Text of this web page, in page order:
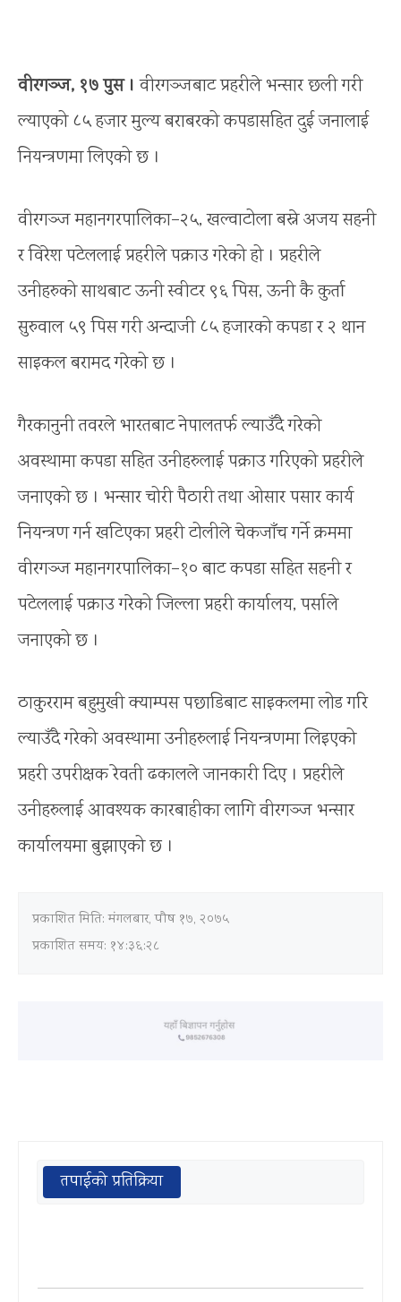
वीरगञ्ज, १७ पुस । वीरगञ्जबाट प्रहरीले भन्सार छली गरी
ल्याएको ८५ हजार मुल्य बराबरको कपडासहित दुई जनालाई
नियन्त्रणमा लिएको छ ।
वीरगञ्ज महानगरपालिका–२५, खल्वाटोला बस्ने अजय सहनी
र विरेश पटेललाई प्रहरीले पक्राउ गरेको हो । प्रहरीले
उनीहरुको साथबाट ऊनी स्वीटर ९६ पिस, ऊनी कै कुर्ता
सुरुवाल ५९ पिस गरी अन्दाजी ८५ हजारको कपडा र २ थान
साइकल बरामद गरेको छ ।
गैरकानुनी तवरले भारतबाट नेपालतर्फ ल्याउँदै गरेको
अवस्थामा कपडा सहित उनीहरुलाई पक्राउ गरिएको प्रहरीले
जनाएको छ । भन्सार चोरी पैठारी तथा ओसार पसार कार्य
नियन्त्रण गर्न खटिएका प्रहरी टोलीले चेकजाँच गर्ने क्रममा
वीरगञ्ज महानगरपालिका–१० बाट कपडा सहित सहनी र
पटेललाई पक्राउ गरेको जिल्ला प्रहरी कार्यालय, पर्साले
जनाएको छ ।
ठाकुरराम बहुमुखी क्याम्पस पछाडिबाट साइकलमा लोड गरि
ल्याउँदै गरेको अवस्थामा उनीहरुलाई नियन्त्रणमा लिइएको
प्रहरी उपरीक्षक रेवती ढकालले जानकारी दिए । प्रहरीले
उनीहरुलाई आवश्यक कारबाहीका लागि वीरगञ्ज भन्सार
कार्यालयमा बुझाएको छ ।
प्रकाशित मिति:मंगलबार, पौष १७, २०७५
प्रकाशित समय: १४:३६:२८
तपाईको प्रतिक्रिया